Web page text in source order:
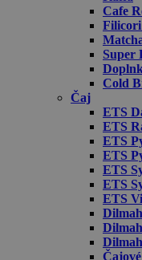
Cafe
Super
Cold
Čaj
ETS
ETS
ETS
ETS
ETS
ETS
ETS